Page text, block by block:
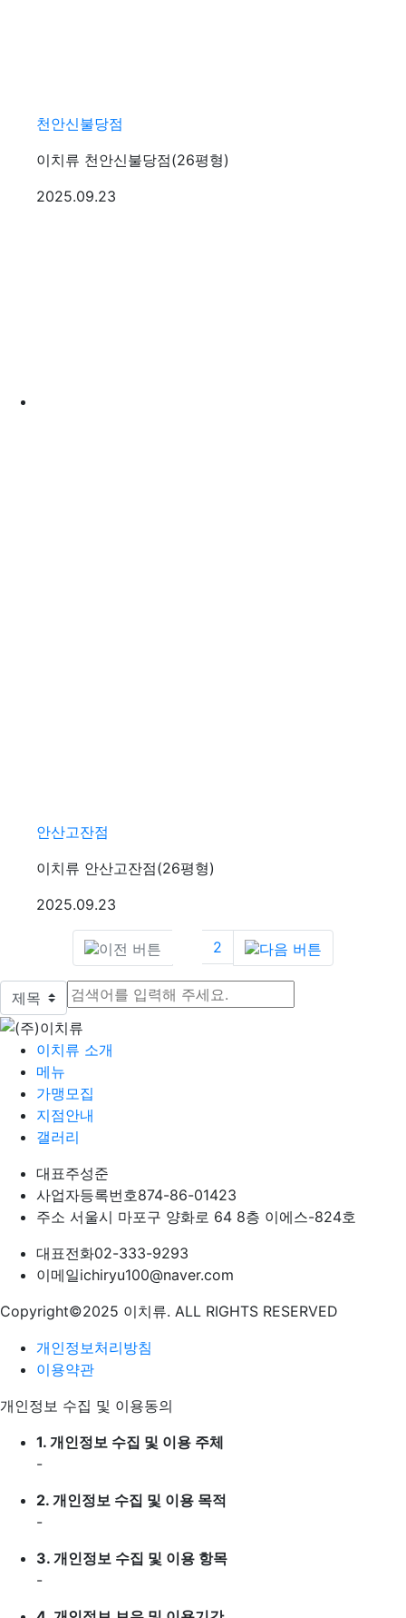
천안신불당점
이치류 천안신불당점(26평형)
등록일
2025.09.23
안산고잔점
이치류 안산고잔점(26평형)
등록일
2025.09.23
(current)
2
검색대상 검색어
이치류 소개
메뉴
가맹모집
지점안내
갤러리
대표주성준
사업자등록번호874-86-01423
주소 서울시 마포구 양화로 64 8층 이에스-824호
대표전화02-333-9293
이메일ichiryu100@naver.com
Copyright©2025 이치류. ALL RIGHTS RESERVED
개인정보처리방침
이용약관
개인정보 수집 및 이용동의
1. 개인정보 수집 및 이용 주체
-
2. 개인정보 수집 및 이용 목적
-
3. 개인정보 수집 및 이용 항목
-